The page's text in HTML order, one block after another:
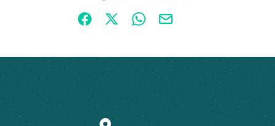
Partager sur Facebook (nouvelle fenêtre)
Partager sur X / Twitter (nouvelle
Partager sur WhatsApp
Partager par mail